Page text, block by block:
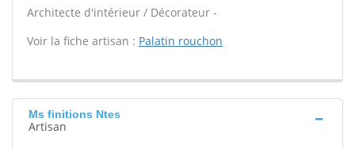
Architecte d'intérieur / Décorateur -
Voir la fiche artisan : Palatin rouchon
Ms finitions Ntes
Artisan